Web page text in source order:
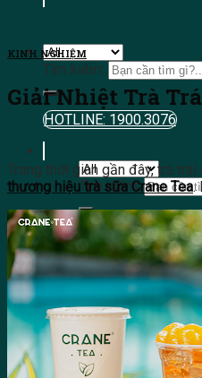
Tìm kiếm:
HOTLINE: 1900.3076
Tìm kiếm:
KINH NGHIỆM
Giải Nhiệt Trà
Trong thời gian gần đây, trà
thương hiệu trà sữa Crane Tea.